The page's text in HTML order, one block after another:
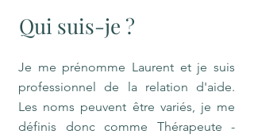
Qui suis-je ?
Je me prénomme Laurent et je suis
professionnel de la relation d'aide.
Les noms peuvent être variés, je me
définis donc comme Thérapeute -